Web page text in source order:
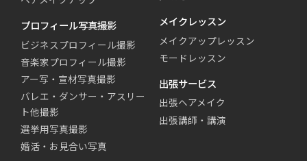
プロフィール写真撮影
ビジネスプロフィール撮影
音楽家プロフィール撮影
アー写・宣材写真撮影
バレエ・ダンサー・アスリー
ト他撮影
選挙用写真撮影
婚活・お見合い写真
メイクレッスン
メイクアップレッスン
モードレッスン
出張サービス
出張ヘアメイク
出張講師・講演